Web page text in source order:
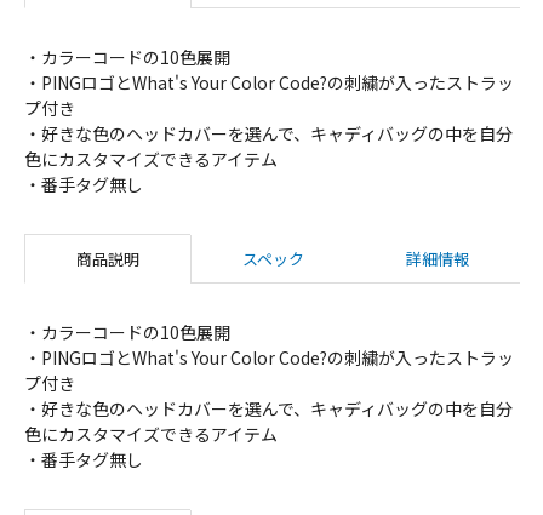
・カラーコードの10色展開
・PINGロゴとWhat's Your Color Code?の刺繍が入ったストラッ
プ付き
・好きな色のヘッドカバーを選んで、キャディバッグの中を自分
色にカスタマイズできるアイテム
・番手タグ無し
商品説明 スペック 詳細情報
・カラーコードの10色展開
・PINGロゴとWhat's Your Color Code?の刺繍が入ったストラッ
プ付き
・好きな色のヘッドカバーを選んで、キャディバッグの中を自分
色にカスタマイズできるアイテム
・番手タグ無し